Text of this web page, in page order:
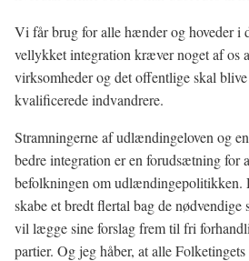
Vi får brug for alle hænder og hoveder i
vellykket integration kræver noget af os
virksomheder og det offentlige skal
kvalificerede indvandrere.
Stramningerne af udlændingeloven og
bedre integration er en forudsætning for
befolkningen om udlændingepolitikken.
skabe et bredt flertal bag de nødvendige
vil lægge sine forslag frem til fri
partier. Og jeg håber, at alle